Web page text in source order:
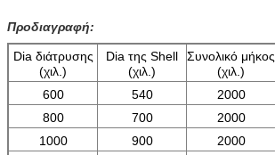
Προδιαγραφή:
Dia διάτρυσης
(χιλ.)
Dia της Shell
(χιλ.)
Συνολικό μήκος
(χιλ.)
600
540 2000
800
700 2000
1000
900 2000